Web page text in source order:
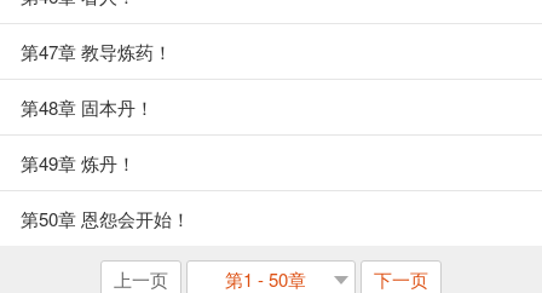
第47章 教导炼药！
第48章 固本丹！
第49章 炼丹！
第50章 恩怨会开始！
上一页 第1 - 50章 下一页